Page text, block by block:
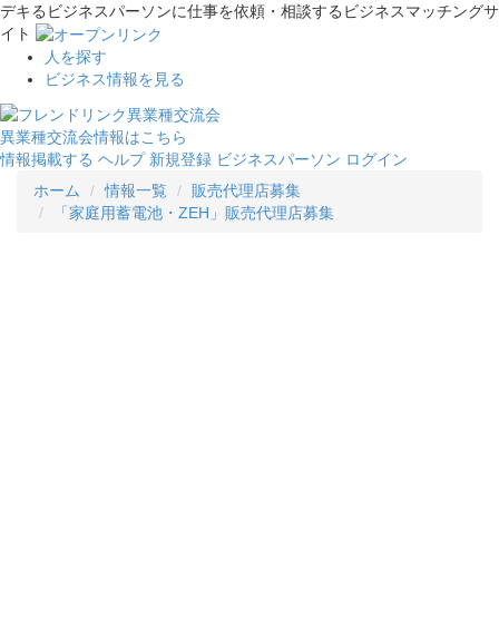
デキるビジネスパーソンに仕事を依頼・相談するビジネスマッチングサ
イト
人を探す
ビジネス情報を見る
異業種交流会情報はこちら
情報掲載する ヘルプ 新規登録 ビジネスパーソン ログイン
ホーム
情報一覧
販売代理店募集
「家庭用蓄電池・ZEH」販売代理店募集